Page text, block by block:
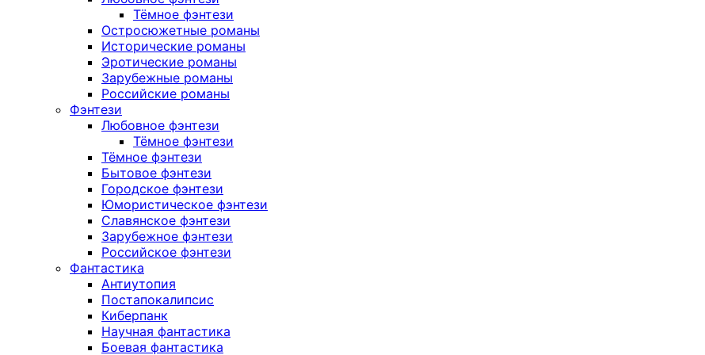
Тёмное фэнтези
Остросюжетные романы
Исторические романы
Эротические романы
Зарубежные романы
Российские романы
Фэнтези
Любовное фэнтези
Тёмное фэнтези
Тёмное фэнтези
Бытовое фэнтези
Городское фэнтези
Юмористическое фэнтези
Славянское фэнтези
Зарубежное фэнтези
Российское фэнтези
Фантастика
Антиутопия
Постапокалипсис
Киберпанк
Научная фантастика
Боевая фантастика